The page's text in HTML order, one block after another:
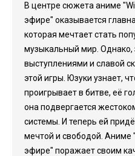
В центре сюжета аниме
эфире" оказывается
которая мечтает стать
музыкальный мир. Однако,
выступлениями и славой
этой игры. Юзуки узнает,
проигрывает в битве, её
она подвергается
системы. И теперь ей
мечтой и свободой. Аниме
эфире" поражает своим